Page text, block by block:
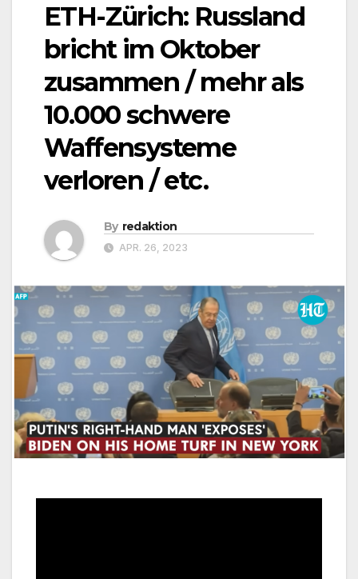
ETH-Zürich: Russland
bricht im Oktober
zusammen / mehr als
10.000 schwere
Waffensysteme
verloren / etc.
By redaktion
APR. 26, 2023